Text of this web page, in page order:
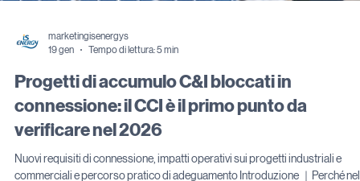
marketingisenergys
19 gen
Tempo di lettura: 5 min
connessione: il CCI è il primo punto da